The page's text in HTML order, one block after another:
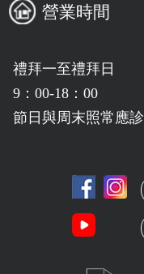
營業時間
禮拜一至禮拜日
9：00-18：00
節日與周末照常應診